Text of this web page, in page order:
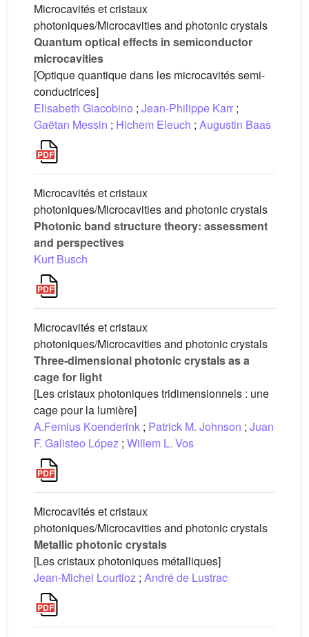
Microcavités et cristaux
photoniques/Microcavities and photonic crystals
Quantum optical effects in semiconductor
microcavities
[Optique quantique dans les microcavités semi-
conductrices]
Elisabeth Giacobino ; Jean-Philippe Karr ;
Gaëtan Messin ; Hichem Eleuch ; Augustin Baas
Microcavités et cristaux
photoniques/Microcavities and photonic crystals
Photonic band structure theory: assessment
and perspectives
Kurt Busch
Microcavités et cristaux
photoniques/Microcavities and photonic crystals
Three-dimensional photonic crystals as a
cage for light
[Les cristaux photoniques tridimensionnels : une
cage pour la lumière]
A.Femius Koenderink ; Patrick M. Johnson ; Juan
F. Galisteo López ; Willem L. Vos
Microcavités et cristaux
photoniques/Microcavities and photonic crystals
Metallic photonic crystals
[Les cristaux photoniques métalliques]
Jean-Michel Lourtioz ; André de Lustrac